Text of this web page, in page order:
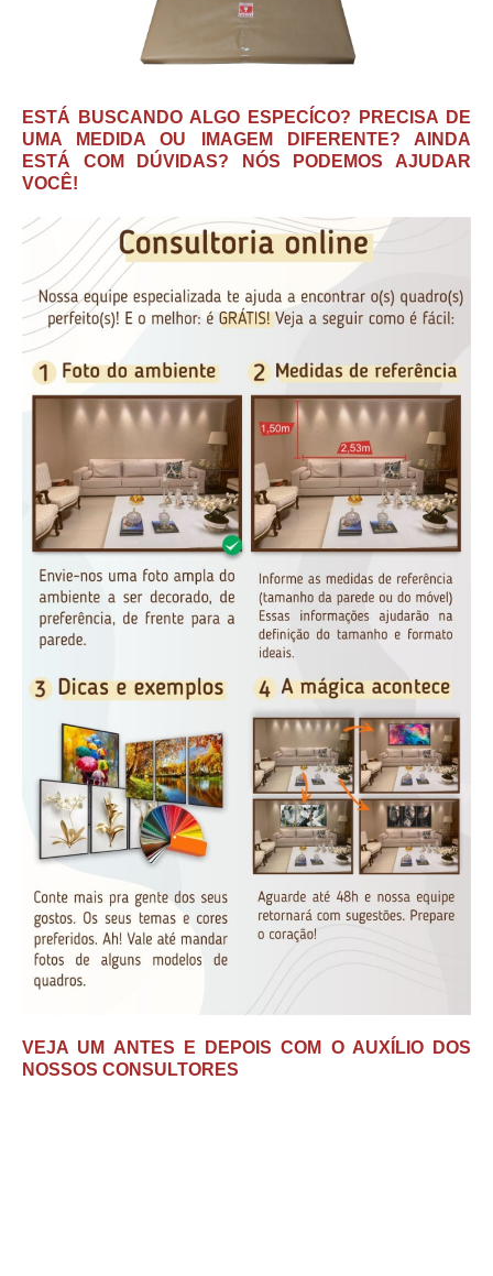
ESTÁ BUSCANDO ALGO ESPECÍCO? PRECISA DE
UMA MEDIDA OU IMAGEM DIFERENTE? AINDA
ESTÁ COM DÚVIDAS? NÓS PODEMOS AJUDAR
VOCÊ!
VEJA UM ANTES E DEPOIS COM O AUXÍLIO DOS
NOSSOS CONSULTORES